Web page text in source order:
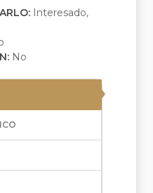
Interesado,
No